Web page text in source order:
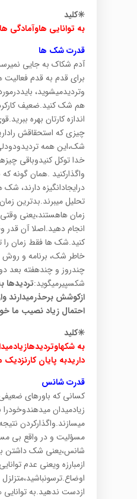
✳️کلید
به توانایی هاوآمادگی
قدرت شک ها
آدم شکاک به جایی
برای قدم به قدم فعالیت
وتردیدمیشوید،
هم شک کنید.ضعیف
اندازه کارتان بهره
چیزی که استحقاقش
شک،این همه
خدا توکل کنیدوباقی
واگذارکنید .همان گونه
درایجادانگیزه دارند، شک
تحلیل میبرند.بدترین
زمان هاهستند،یعنی
انجام دهید.اصلا آن
کنید.شک ها فقط زمان را
خاطر شک، برنامه و روش
چندروز و چندهفته بعد
شکسپیرمیگوید:تردیدها
ازکوشش برحذرمیدارند
احتمال زیاد نصیب ما
✳️کلید
به
داریدبه پایان
قدرت شانس
کسانی که باورهای
زیادمیدان
میسازند.واگذارکردن
مسؤلیت و در واقع بی
شانس،یعنی شک داشتن
ازمبارزه ویعنی عدم
ازدست ندهید.به